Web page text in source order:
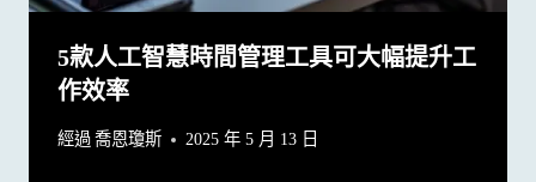
5款人工智慧時間管理工具可大幅提升工
作效率
經過喬恩瓊斯 2025 年 5 月 13 日